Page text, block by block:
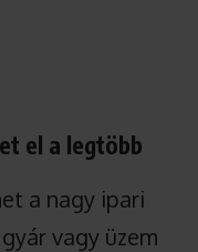
el a legtöbb
a nagy ipari
vagy üzem